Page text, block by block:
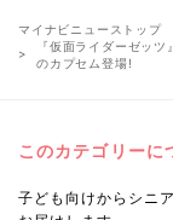
マイナビニューストップ
『仮面ライダーゼッ
のカプセム登場!
このカテゴリーに
子ども向けからシニ